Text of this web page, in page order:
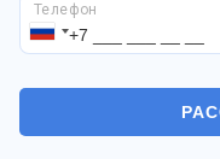
Телефон